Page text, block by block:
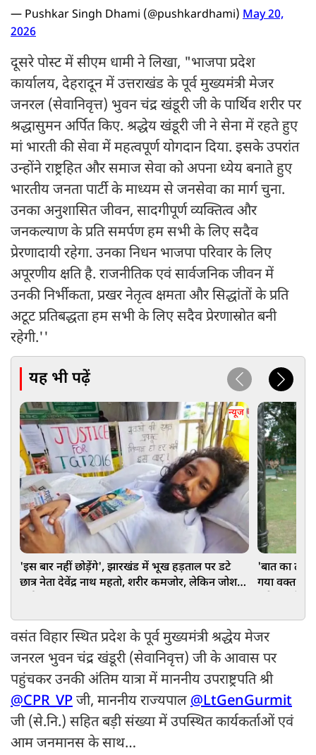
— Pushkar Singh Dhami (@pushkardhami) May 20,
2026
दूसरे पोस्ट में सीएम धामी ने लिखा, "भाजपा प्रदेश
कार्यालय, देहरादून में उत्तराखंड के पूर्व मुख्यमंत्री मेजर
जनरल (सेवानिवृत्त) भुवन चंद्र खंडूरी जी के पार्थिव शरीर पर
श्रद्धासुमन अर्पित किए. श्रद्धेय खंडूरी जी ने सेना में रहते हुए
मां भारती की सेवा में महत्वपूर्ण योगदान दिया. इसके उपरांत
उन्होंने राष्ट्रहित और समाज सेवा को अपना ध्येय बनाते हुए
भारतीय जनता पार्टी के माध्यम से जनसेवा का मार्ग चुना.
उनका अनुशासित जीवन, सादगीपूर्ण व्यक्तित्व और
जनकल्याण के प्रति समर्पण हम सभी के लिए सदैव
प्रेरणादायी रहेगा. उनका निधन भाजपा परिवार के लिए
अपूरणीय क्षति है. राजनीतिक एवं सार्वजनिक जीवन में
उनकी निर्भीकता, प्रखर नेतृत्व क्षमता और सिद्धांतों के प्रति
अटूट प्रतिबद्धता हम सभी के लिए सदैव प्रेरणास्रोत बनी
रहेगी.''
यह भी पढ़ें
न्यूज
'इस बार नहीं छोड़ेंगे', झारखंड में भूख हड़ताल पर डटे
छात्र नेता देवेंद्र नाथ महतो, शरीर कमजोर, लेकिन जोश
'बात का
गया वक्त…',
वसंत विहार स्थित प्रदेश के पूर्व मुख्यमंत्री श्रद्धेय मेजर
जनरल भुवन चंद्र खंडूरी (सेवानिवृत्त) जी के आवास पर
पहुंचकर उनकी अंतिम यात्रा में माननीय उपराष्ट्रपति श्री
@CPR_VPजी, माननीय राज्यपाल@LtGenGurmit
जी (से.नि.) सहित बड़ी संख्या में उपस्थित कार्यकर्ताओं एवं
आम जनमानस के साथ…